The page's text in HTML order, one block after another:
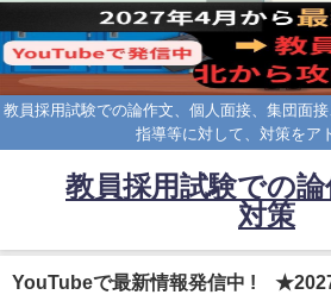
教員採用試験での論作文、個人面接、集団面
指導等に対して、対策をア
教員採用試験での
対策
YouTubeで最新情報発信中 !